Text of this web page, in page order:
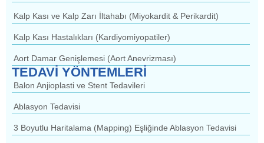
Kalp Kası ve Kalp Zarı İltahabı (Miyokardit & Perikardit)
Kalp Kası Hastalıkları (Kardiyomiyopatiler)
Aort Damar Genişlemesi (Aort Anevrizması)
TEDAVİ YÖNTEMLERİ
Balon Anjioplasti ve Stent Tedavileri
Ablasyon Tedavisi
3 Boyutlu Haritalama (Mapping) Eşliğinde Ablasyon Tedavisi